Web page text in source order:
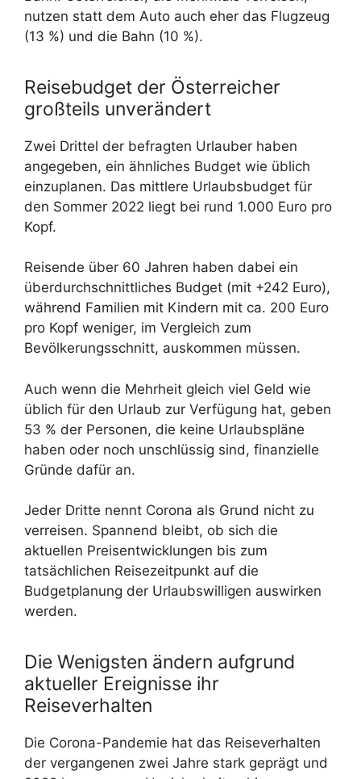
nutzen statt dem Auto auch eher das Flugzeug
(13 %) und die Bahn (10 %).
Reisebudget der Österreicher
großteils unverändert
Zwei Drittel der befragten Urlauber haben
angegeben, ein ähnliches Budget wie üblich
einzuplanen. Das mittlere Urlaubsbudget für
den Sommer 2022 liegt bei rund 1.000 Euro pro
Kopf.
Reisende über 60 Jahren haben dabei ein
überdurchschnittliches Budget (mit +242 Euro),
während Familien mit Kindern mit ca. 200 Euro
pro Kopf weniger, im Vergleich zum
Bevölkerungsschnitt, auskommen müssen.
Auch wenn die Mehrheit gleich viel Geld wie
üblich für den Urlaub zur Verfügung hat, geben
53 % der Personen, die keine Urlaubspläne
haben oder noch unschlüssig sind, finanzielle
Gründe dafür an.
Jeder Dritte nennt Corona als Grund nicht zu
verreisen. Spannend bleibt, ob sich die
aktuellen Preisentwicklungen bis zum
tatsächlichen Reisezeitpunkt auf die
Budgetplanung der Urlaubswilligen auswirken
werden.
Die Wenigsten ändern aufgrund
aktueller Ereignisse ihr
Reiseverhalten
Die Corona-Pandemie hat das Reiseverhalten
der vergangenen zwei Jahre stark geprägt und